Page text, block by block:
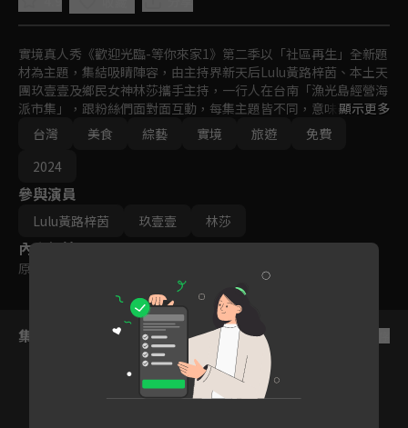
實境真人秀《歡迎光臨-等你來家1》第二季以「社區再生」全新題
材為主題，集結吸睛陣容，由主持界新天后Lulu黃路梓茵、本土天
團玖壹壹及鄉民女神林莎攜手主持，一行人在台南「漁光島經營海
派市集」，跟粉絲們面對面互動，每集主題皆不同，意味著有各種
不同的挑戰等著他們，令人相當期待！
顯示更多
台灣
美食 綜藝 實境 旅遊
免費
2024
參與演員
Lulu黃路梓茵 玖壹壹 林莎
內容標籤
原創
集數列表